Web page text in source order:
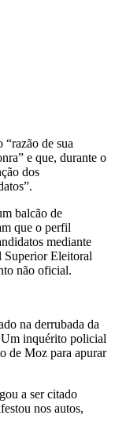
de sua
e que, durante o
dos
balcão de
que o perfil
mediante
Superior Eleitoral
não oficial.
na derrubada da
Um inquérito policial
de Moz para apurar
a ser citado
nos autos,